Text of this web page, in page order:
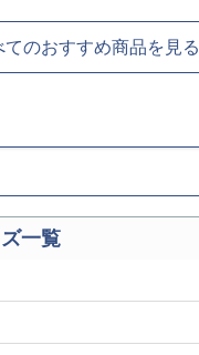
てのおすすめ商品を見る
一覧